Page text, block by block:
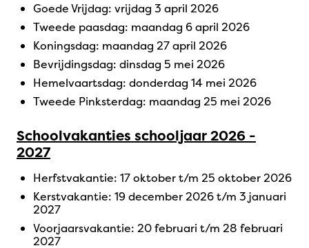
Goede Vrijdag: vrijdag 3 april 2026
Tweede paasdag: maandag 6 april 2026
Koningsdag: maandag 27 april 2026
Bevrijdingsdag: dinsdag 5 mei 2026
Hemelvaartsdag: donderdag 14 mei 2026
Tweede Pinksterdag: maandag 25 mei 2026
Schoolvakanties schooljaar 2026 -
2027
Herfstvakantie: 17 oktober t/m 25 oktober 2026
Kerstvakantie: 19 december 2026 t/m 3 januari
2027
Voorjaarsvakantie: 20 februari t/m 28 februari
2027